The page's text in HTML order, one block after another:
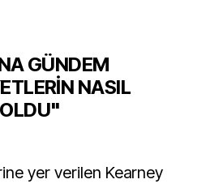
GÜNDEM
NASIL
yer verilen Kearney